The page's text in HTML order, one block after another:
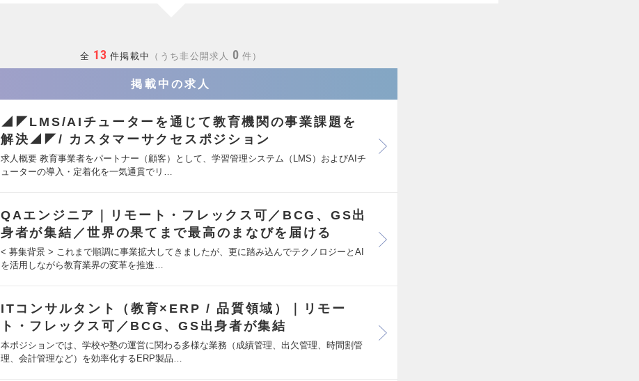
全 13 件掲載中 うち非公開求人 0 件
掲載中の求人
◢◤LMS/AIチューターを通じて教育機関の事業課題を
解決◢◤/ カスタマーサクセスポジション
求人概要 教育事業者をパートナー（顧客）として、学習管理システム（LMS）およびAIチ
ューターの導入・定着化を一気通貫でリ…
QAエンジニア｜リモート・フレックス可／BCG、GS出
身者が集結／世界の果てまで最高のまなびを届ける
< 募集背景 > これまで順調に事業拡大してきましたが、更に踏み込んでテクノロジーとAI
を活用しながら教育業界の変革を推進…
ITコンサルタント（教育×ERP / 品質領域）｜リモー
ト・フレックス可／BCG、GS出身者が集結
本ポジションでは、学校や塾の運営に関わる多様な業務（成績管理、出欠管理、時間割管
理、会計管理など）を効率化するERP製品…